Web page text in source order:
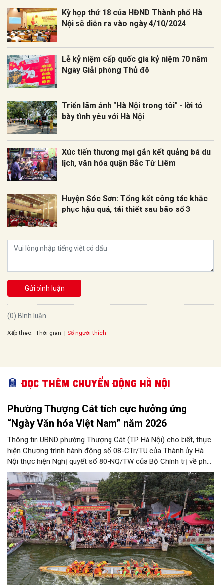
Kỳ họp thứ 18 của HĐND Thành phố Hà
Nội sẽ diễn ra vào ngày 4/10/2024
Lễ kỷ niệm cấp quốc gia kỷ niệm 70 năm
Ngày Giải phóng Thủ đô
Triển lãm ảnh "Hà Nội trong tôi" - lời tỏ
bày tình yêu với Hà Nội
Xúc tiến thương mại gắn kết quảng bá du
lịch, văn hóa quận Bắc Từ Liêm
Huyện Sóc Sơn: Tổng kết công tác khắc
phục hậu quả, tái thiết sau bão số 3
Gửi bình luận
(0) Bình luận
Xếp theo: Thời gian Số người thích
Đọc thêm Chuyển động Hà Nội
Phường Thượng Cát tích cực hưởng ứng
“Ngày Văn hóa Việt Nam” năm 2026
Thông tin UBND phường Thượng Cát (TP Hà Nội) cho biết, thực
hiện Chương trình hành động số 08-CTr/TU của Thành ủy Hà
Nội thực hiện Nghị quyết số 80-NQ/TW của Bộ Chính trị về phát
triển Văn hóa Việt Nam; Kế hoạch của UBND Thành phố Hà Nội,
phường Thượng Cát tổ chức nhiều hoạt động trong tháng
11/2026 hưởng ứng “Ngày Văn hóa Việt Nam” năm 2026 trên
địa bàn.